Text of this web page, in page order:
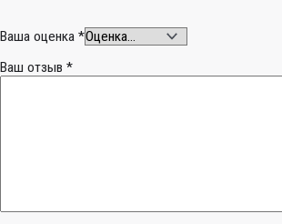
Ваша оценка *
Ваш отзыв *